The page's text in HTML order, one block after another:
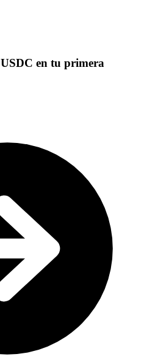
en tu primera